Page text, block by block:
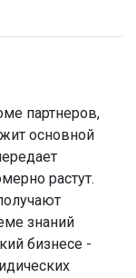
партнеров,
основной
растут.
знаний
бизнесе -